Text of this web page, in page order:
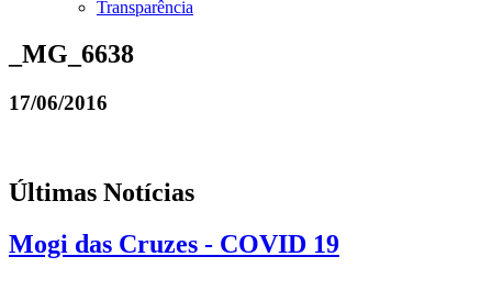
Transparência
_MG_6638
17/06/2016
Últimas Notícias
Mogi das Cruzes - COVID 19